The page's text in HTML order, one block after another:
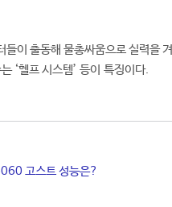
들이 출동해 물총싸움으로 실력을 겨
‘헬프 시스템’ 등이 특징이다.
고스트 성능은?